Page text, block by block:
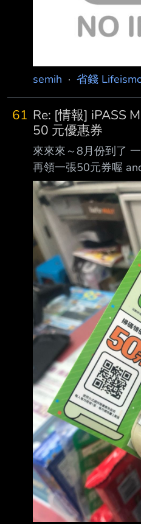
semih · 省錢
61 Re: [情報] iPASS
50 元優惠券
來來來～8月份到了
再領一張50元券喔
使用了 :D : 7月領的
消費199元，即可兌
月）至美廉社實體門
50 元優惠券。 : 特地
QR-CODE立牌，幫
券。 : 活動期間每人
2 萬張，數量有限領
https://i.mopix.cc/